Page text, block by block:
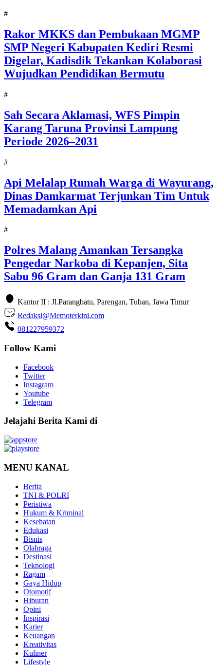
#
Rakor MKKS dan Pembukaan MGMP
SMP Negeri Kabupaten Kediri Resmi
Digelar, Kadisdik Tekankan Kolaborasi
Wujudkan Pendidikan Bermutu
#
Sah Secara Aklamasi, WFS Pimpin
Karang Taruna Provinsi Lampung
Periode 2026–2031
#
Api Melalap Rumah Warga di Wayurang,
Dinas Damkarmat Terjunkan Tim Untuk
Memadamkan Api
#
Polres Malang Amankan Tersangka
Pengedar Narkoba di Kepanjen, Sita
Sabu 96 Gram dan Ganja 131 Gram
Kantor II : Jl.Parangbatu, Parengan, Tuban, Jawa Timur
Redaksi@Memoterkini.com
081227959372
Follow Kami
Facebook
Twitter
Instagram
Youtube
Telegram
Jelajahi Berita Kami di
MENU KANAL
Berita
TNI & POLRI
Peristiwa
Hukum & Kriminal
Kesehatan
Edukasi
Bisnis
Olahraga
Destinasi
Teknologi
Ragam
Gaya Hidup
Otomotif
Hiburan
Opini
Inspirasi
Karier
Keuangan
Kreativitas
Kuliner
Lifestyle